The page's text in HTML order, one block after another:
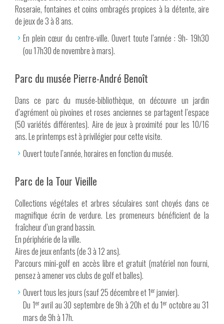
Roseraie, fontaines et coins ombragés propices à la détente, aire
de jeux de 3 à 8 ans.
En plein cœur du centre-ville. Ouvert toute l’année : 9h- 19h30
(ou 17h30 de novembre à mars).
Parc du musée Pierre-André Benoît
Dans ce parc du musée-bibliothèque, on découvre un jardin
d’agrément où pivoines et roses anciennes se partagent l’espace
(50 variétés différentes). Aire de jeux à proximité pour les 10/16
ans. Le printemps est à privilégier pour cette visite.
Ouvert toute l’année, horaires en fonction du musée.
Parc de la Tour Vieille
Collections végétales et arbres séculaires sont choyés dans ce
magnifique écrin de verdure. Les promeneurs bénéficient de la
fraîcheur d’un grand bassin.
En périphérie de la ville.
Aires de jeux enfants (de 3 à 12 ans).
Parcours mini-golf en accès libre et gratuit (matériel non fourni,
pensez à amener vos clubs de golf et balles).
Ouvert tous les jours (sauf 25 décembre et 1erjanvier).
Du 1eravril au 30 septembre de 9h à 20h et du 1er octobre au 31
mars de 9h à 17h.